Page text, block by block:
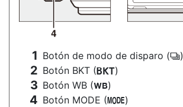
Botón de modo de disparo (c)
Botón BKT ( D)
Botón WB (U)
Botón MODE ( I)